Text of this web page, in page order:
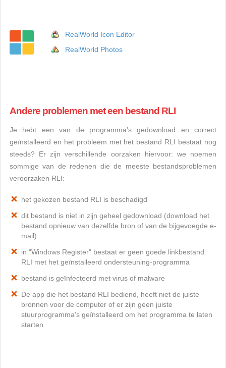
RealWorld Icon Editor
RealWorld Photos
Andere problemen met een bestand RLI
Je hebt een van de programma's gedownload en correct
geïnstalleerd en het probleem met het bestand RLI bestaat nog
steeds? Er zijn verschillende oorzaken hiervoor: we noemen
sommige van de redenen die de meeste bestandsproblemen
veroorzaken RLI:
het gekozen bestand RLI is beschadigd
dit bestand is niet in zijn geheel gedownload (download het
bestand opnieuw van dezelfde bron of van de bijgevoegde e-
mail)
in "Windows Register" bestaat er geen goede linkbestand
RLI met het geïnstalleerd ondersteuning-programma
bestand is geïnfecteerd met virus of malware
De app die het bestand RLI bediend, heeft niet de juiste
bronnen voor de computer of er zijn geen juiste
stuurprogramma's geïnstalleerd om het programma te laten
starten